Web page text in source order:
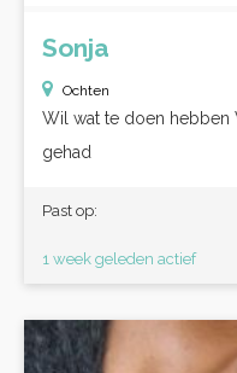
Sonja
Ochten
Wil wat te doen hebben
gehad
Past op:
1 week geleden actief